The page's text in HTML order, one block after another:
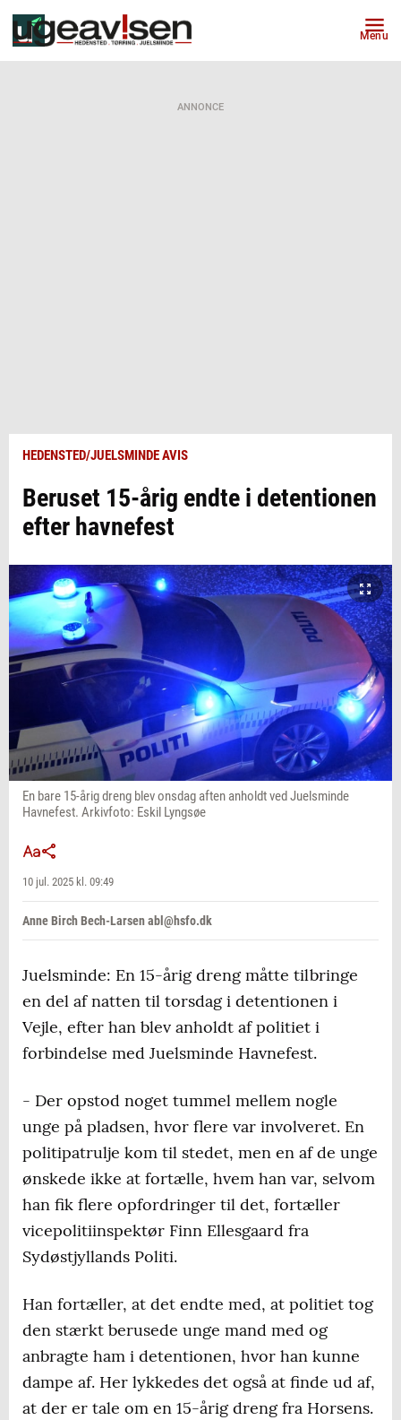
Menu
ANNONCE
HEDENSTED/JUELSMINDE AVIS
Beruset 15-årig endte i detentionen
efter havnefest
En bare 15-årig dreng blev onsdag aften anholdt ved Juelsminde
Havnefest. Arkivfoto: Eskil Lyngsøe
10 jul. 2025 kl. 09:49
Anne Birch Bech-Larsen abl@hsfo.dk
Juelsminde: En 15-årig dreng måtte tilbringe
en del af natten til torsdag i detentionen i
Vejle, efter han blev anholdt af politiet i
forbindelse med Juelsminde Havnefest.
- Der opstod noget tummel mellem nogle
unge på pladsen, hvor flere var involveret. En
politipatrulje kom til stedet, men en af de unge
ønskede ikke at fortælle, hvem han var, selvom
han fik flere opfordringer til det, fortæller
vicepolitiinspektør Finn Ellesgaard fra
Sydøstjyllands Politi.
Han fortæller, at det endte med, at politiet tog
den stærkt berusede unge mand med og
anbragte ham i detentionen, hvor han kunne
dampe af. Her lykkedes det også at finde ud af,
at der er tale om en 15-årig dreng fra Horsens.